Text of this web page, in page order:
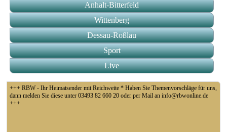
Anhalt-Bitterfeld
Wittenberg
Dessau-Roßlau
Sport
Live
+++ RBW - Ihr Heimatsender mit Reichweite * Haben Sie Themenvorschläge für uns,
dann melden Sie diese unter 03493 82 660 20 oder per Mail an info@rbwonline.de
+++